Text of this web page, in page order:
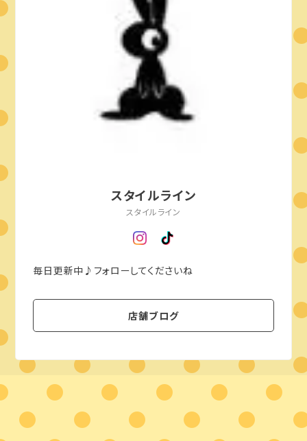
スタイルライン
スタイルライン
毎日更新中♪フォローしてくださいね
店舗ブログ